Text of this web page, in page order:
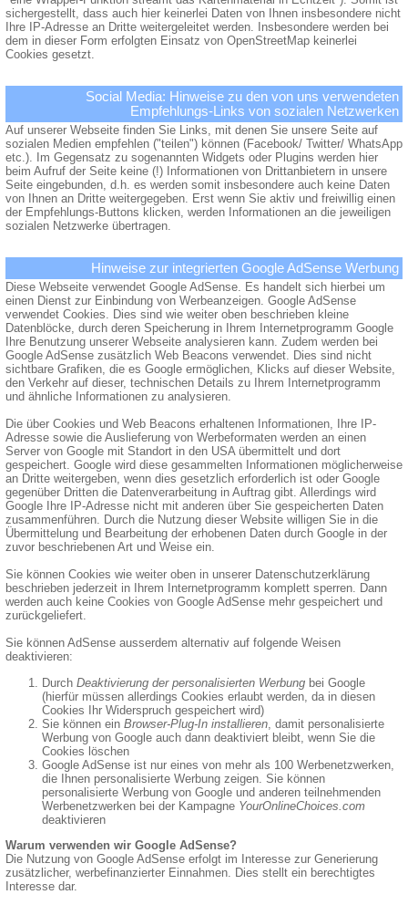
sichergestellt, dass auch hier keinerlei Daten von Ihnen insbesondere nicht
Ihre IP-Adresse an Dritte weitergeleitet werden. Insbesondere werden bei
dem in dieser Form erfolgten Einsatz von OpenStreetMap keinerlei
Cookies gesetzt.
Social Media: Hinweise zu den von uns verwendeten
Empfehlungs-Links von sozialen Netzwerken
Auf unserer Webseite finden Sie Links, mit denen Sie unsere Seite auf
sozialen Medien empfehlen ("teilen") können (Facebook/ Twitter/ WhatsApp
etc.). Im Gegensatz zu sogenannten Widgets oder Plugins werden hier
beim Aufruf der Seite keine (!) Informationen von Drittanbietern in unsere
Seite eingebunden, d.h. es werden somit insbesondere auch keine Daten
von Ihnen an Dritte weitergegeben. Erst wenn Sie aktiv und freiwillig einen
der Empfehlungs-Buttons klicken, werden Informationen an die jeweiligen
sozialen Netzwerke übertragen.
Hinweise zur integrierten Google AdSense Werbung
Diese Webseite verwendet Google AdSense. Es handelt sich hierbei um
einen Dienst zur Einbindung von Werbeanzeigen. Google AdSense
verwendet Cookies. Dies sind wie weiter oben beschrieben kleine
Datenblöcke, durch deren Speicherung in Ihrem Internetprogramm Google
Ihre Benutzung unserer Webseite analysieren kann. Zudem werden bei
Google AdSense zusätzlich Web Beacons verwendet. Dies sind nicht
sichtbare Grafiken, die es Google ermöglichen, Klicks auf dieser Website,
den Verkehr auf dieser, technischen Details zu Ihrem Internetprogramm
und ähnliche Informationen zu analysieren.
Die über Cookies und Web Beacons erhaltenen Informationen, Ihre IP-
Adresse sowie die Auslieferung von Werbeformaten werden an einen
Server von Google mit Standort in den USA übermittelt und dort
gespeichert. Google wird diese gesammelten Informationen möglicherweise
an Dritte weitergeben, wenn dies gesetzlich erforderlich ist oder Google
gegenüber Dritten die Datenverarbeitung in Auftrag gibt. Allerdings wird
Google Ihre IP-Adresse nicht mit anderen über Sie gespeicherten Daten
zusammenführen. Durch die Nutzung dieser Website willigen Sie in die
Übermittelung und Bearbeitung der erhobenen Daten durch Google in der
zuvor beschriebenen Art und Weise ein.
Sie können Cookies wie weiter oben in unserer Datenschutzerklärung
beschrieben jederzeit in Ihrem Internetprogramm komplett sperren. Dann
werden auch keine Cookies von Google AdSense mehr gespeichert und
zurückgeliefert.
Sie können AdSense ausserdem alternativ auf folgende Weisen
deaktivieren:
Durch Deaktivierung der personalisierten Werbung bei Google
(hierfür müssen allerdings Cookies erlaubt werden, da in diesen
Cookies Ihr Widerspruch gespeichert wird)
Sie können ein Browser-Plug-In installieren , damit personalisierte
Werbung von Google auch dann deaktiviert bleibt, wenn Sie die
Cookies löschen
Google AdSense ist nur eines von mehr als 100 Werbenetzwerken,
die Ihnen personalisierte Werbung zeigen. Sie können
personalisierte Werbung von Google und anderen teilnehmenden
Werbenetzwerken bei der Kampagne YourOnlineChoices.com
deaktivieren
Warum verwenden wir Google AdSense?
Die Nutzung von Google AdSense erfolgt im Interesse zur Generierung
zusätzlicher, werbefinanzierter Einnahmen. Dies stellt ein berechtigtes
Interesse dar.